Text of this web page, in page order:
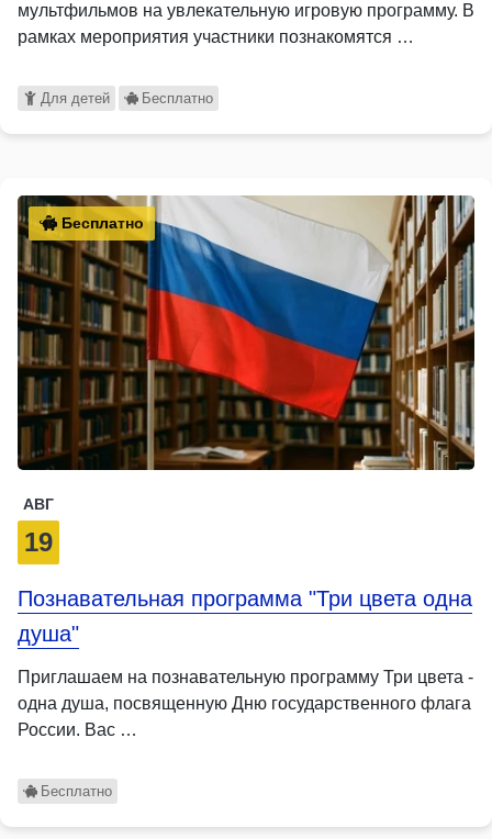
мультфильмов на увлекательную игровую программу. В
рамках мероприятия участники познакомятся …
Для детей Бесплатно
Бесплатно
АВГ
19
Познавательная программа "Три цвета одна
душа"
Приглашаем на познавательную программу Три цвета -
одна душа, посвященную Дню государственного флага
России. Вас …
Бесплатно